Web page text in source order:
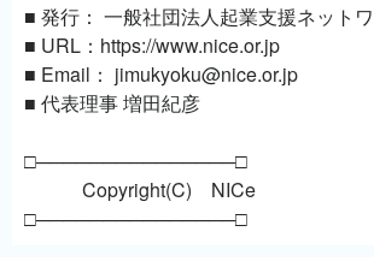
■ 発行： 一般社団法人起業支援ネット
■ URL：https://www.nice.or.jp
■ Email： jimukyoku@nice.or.jp
■ 代表理事 増田紀彦
□───────────────□
Copyright(C) NICe
□───────────────□